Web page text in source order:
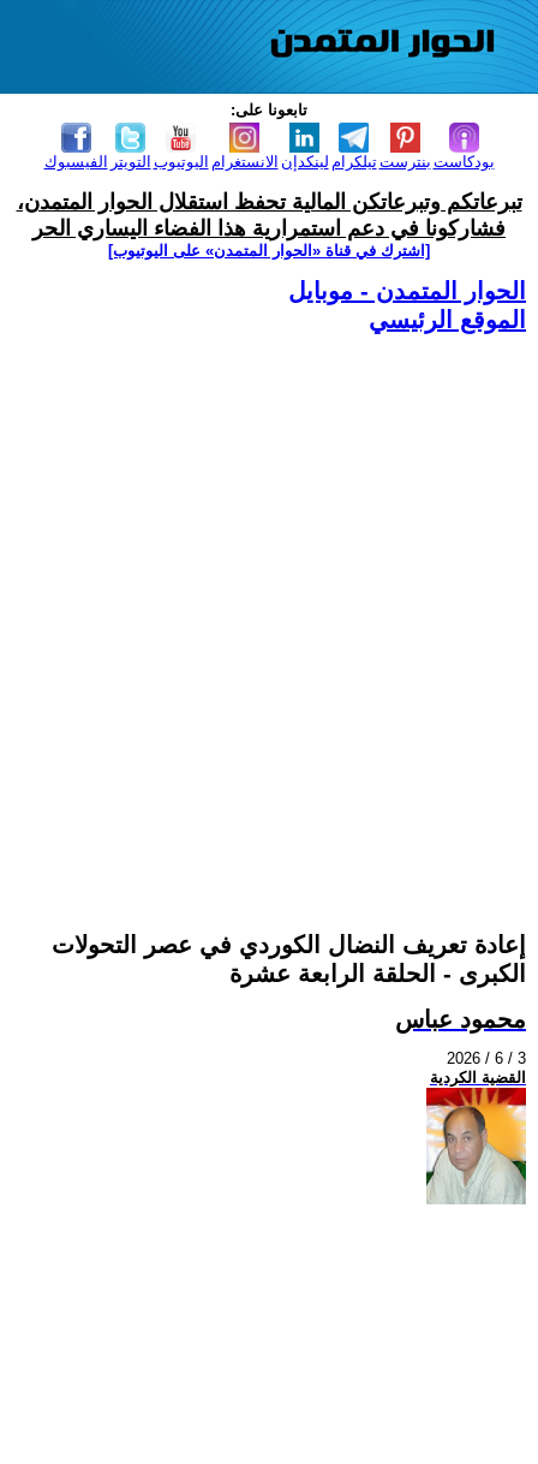
تابعونا على:
الفيسبوك التويتر اليوتيوب الانستغرام لينكدإن تيلكرامبنترست بودكاست
تبرعاتكم وتبرعاتكن المالية تحفظ استقلال الحوار المتمدن،
فشاركونا في دعم استمرارية هذا الفضاء اليساري الحر
[اشترك في قناة ‫«الحوار المتمدن» على اليوتيوب]
الحوار المتمدن - موبايل
الموقع الرئيسي
إعادة تعريف النضال الكوردي في عصر التحولات
الكبرى - الحلقة الرابعة عشرة
محمود عباس
2026 / 6 / 3
القضية الكردية